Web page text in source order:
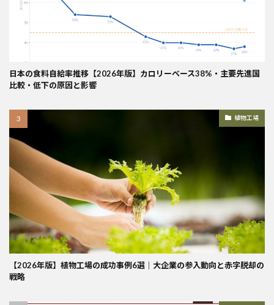
日本の食料自給率推移【2026年版】カロリーベース38%・主要先進国
比較・低下の原因と影響
植物工場
【2026年版】植物工場の成功事例6選｜大企業の参入動向と赤字脱却の
戦略